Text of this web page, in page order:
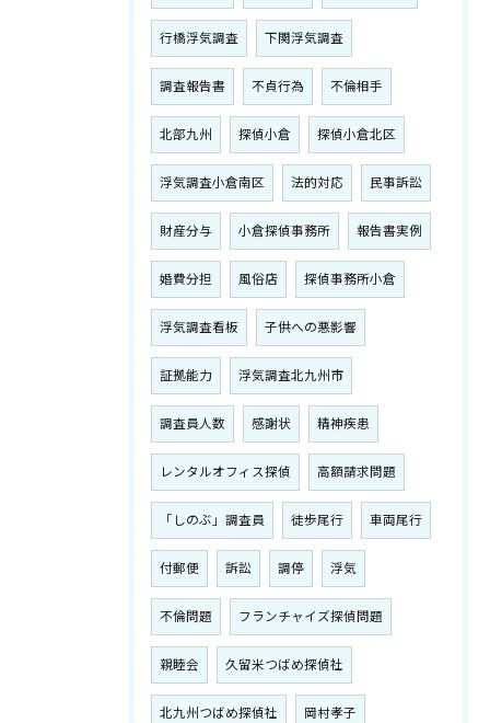
行橋浮気調査 下関浮気調査
調査報告書 不貞行為 不倫相手
北部九州 探偵小倉 探偵小倉北区
浮気調査小倉南区 法的対応 民事訴訟
財産分与 小倉探偵事務所 報告書実例
婚費分担 風俗店 探偵事務所小倉
浮気調査看板 子供への悪影響
証拠能力 浮気調査北九州市
調査員人数 感謝状 精神疾患
レンタルオフィス探偵 高額請求問題
「しのぶ」調査員 徒歩尾行 車両尾行
付郵便 訴訟 調停 浮気
不倫問題 フランチャイズ探偵問題
親睦会 久留米つばめ探偵社
北九州つばめ探偵社 岡村孝子